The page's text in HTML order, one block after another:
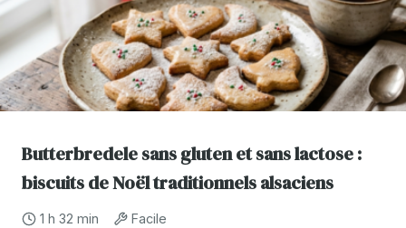
Butterbredele sans gluten et sans lactose :
biscuits de Noël traditionnels alsaciens
1 h 32 min Facile